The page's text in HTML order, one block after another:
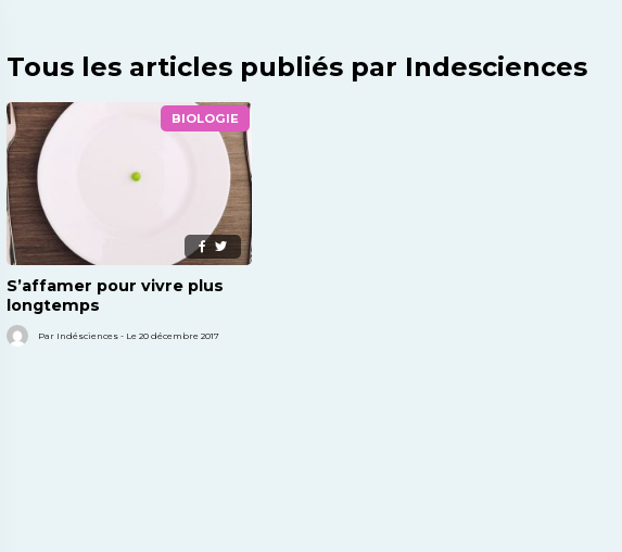
Tous les articles publiés par Indesciences
BIOLOGIE
S’affamer pour vivre plus
longtemps
Par Indésciences - Le 20 décembre 2017